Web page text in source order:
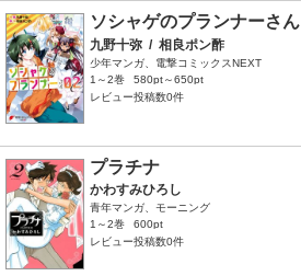
ソシャゲのプランナーさん
九野十弥 / 相良ポン酢
少年マンガ、電撃コミックスNEXT
1～2巻
580pt～650pt
レビュー投稿数0件
プラチナ
かわすみひろし
青年マンガ、モーニング
1～2巻
600pt
レビュー投稿数0件